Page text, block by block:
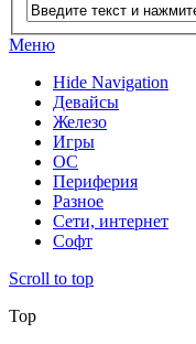
Меню
Hide Navigation
Девайсы
Железо
Игры
ОС
Периферия
Разное
Сети, интернет
Софт
Scroll to top
Top